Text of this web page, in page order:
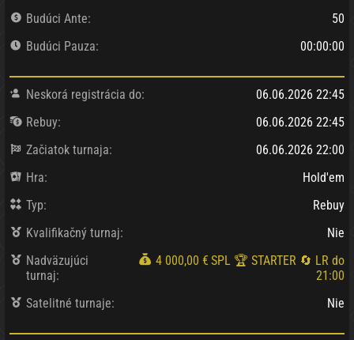
Budúci Ante:
50
Budúci Pauza:
00:00:00
Neskorá registrácia do:
06.06.2026 22:45
Rebuy:
06.06.2026 22:45
Začiatok turnaja:
06.06.2026 22:00
Hra:
Hold'em
Typ:
Rebuy
Kvalifikačný turnaj:
Nie
Nadväzujúci
turnaj:
4 000,00 € SPL 🏆 STARTER 🔄 LR do
21:00
Satelitné turnaje:
Nie